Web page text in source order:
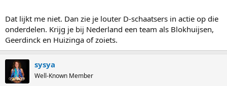
Dat lijkt me niet. Dan zie je louter D-schaatsers in actie op die
onderdelen. Krijg je bij Nederland een team als Blokhuijsen,
Geerdinck en Huizinga of zoiets.
sysya
Well-Known Member